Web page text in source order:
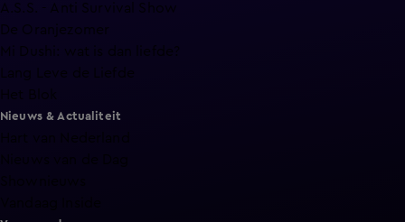
A.S.S. - Anti Survival Show
De Oranjezomer
Mi Dushi: wat is dan liefde?
Lang Leve de Liefde
Nieuws & Actualiteit